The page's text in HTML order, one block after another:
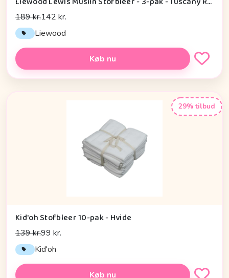
189 kr.142 kr.
Liewood
Køb nu
29% tilbud
Kid'oh Stofbleer 10-pak - Hvide
139 kr.99 kr.
Kid'oh
Køb nu